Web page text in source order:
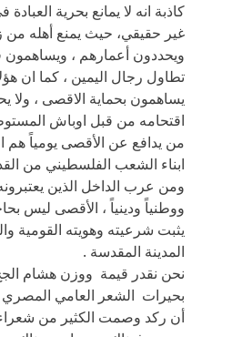
كاذبة انه لا يمانع بحرية
غير حقيقي، حيث يمنع أهله من
ويحددون أعمارهم ، ويساهمون
تطاول رجال اليمين ، كما ان
يساهمون بحماية الاقصى ، ولا
اقتحامه من قبل اوباش
من يدافع عن الأقصى يومياً هم
ابناء الشعب الفلسطيني من
ومن عرب الداخل الذين
ووطنياً ودينياً ، الأقصى ليس
يثبت شرعيته وهويته القومية
المدينة المقدسة .
نحن نقدر قيمة ووزن هشام
بحيرات الشعر العامي المصري
أن ركد وصمت الكثير من